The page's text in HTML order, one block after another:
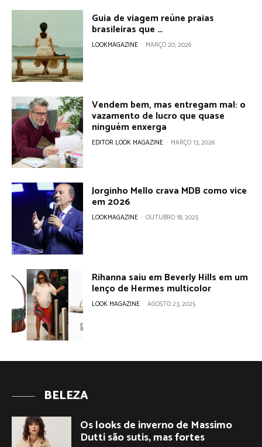
Guia de viagem reúne praias
brasileiras que …
LOOKMAGAZINE - MARÇO 20, 2026
Vendem bem, mas entregam mal: o
vazamento de lucro que quase
ninguém enxerga
EDITOR LOOK MAGAZINE - MARÇO 13, 2026
Jorginho Mello crava MDB como vice
em 2026
LOOKMAGAZINE - OUTUBRO 18, 2025
Rihanna saiu em Beverly Hills em um
lenço de Hermes multicolor
LOOK MAGAZINE - AGOSTO 23, 2025
BELEZA
Os looks de inverno de Massimo
Dutti são sutis, mas fortes